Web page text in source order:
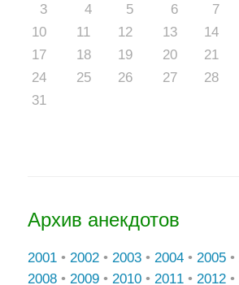
3
4 5 6 7
10
11 12 13 14
17
18 19 20 21
24
25 26 27 28
31
Архив анекдотов
2001 • 2002 • 2003 • 2004 • 2005 •
2008 • 2009 • 2010 • 2011 • 2012 •